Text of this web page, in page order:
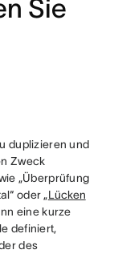
Sie
duplizieren und
Zweck
„Überprüfung
oder „Lücken
eine kurze
definiert,
des